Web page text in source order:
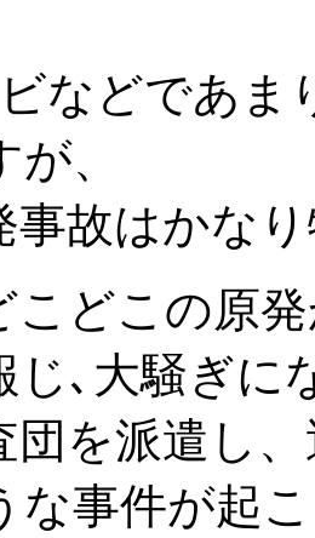
などであま
、
事故はかな
こどこの原
じ､大騒ぎに
団を派遣し
な事件が起